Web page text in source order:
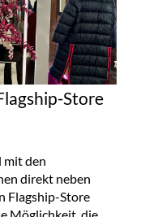
Store
mit den
direkt neben
Flagship-Store